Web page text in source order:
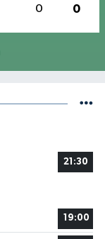
0 0
21:30
19:00